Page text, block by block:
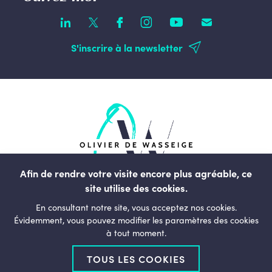
S'inscrire à la newsletter
rue du Commerce, 123
1000, Bruxelles
Belgique
+32 (0)2 238 01 11
Afin de rendre votre visite encore plus agréable, ce
site utilise des cookies.
En consultant notre site, vous acceptez nos cookies.
Évidemment, vous pouvez modifier les paramètres des cookies
à tout moment.
TOUS LES COOKIES